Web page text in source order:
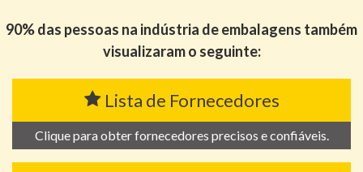
90% das pessoas na indústria de embalagens também
visualizaram o seguinte:
Lista de Fornecedores
Clique para obter fornecedores precisos e confiáveis.